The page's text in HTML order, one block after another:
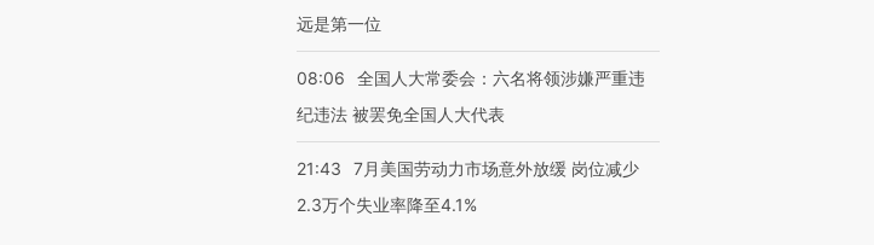
远是第一位
08:06
全国人大常委会：六名将领涉嫌严重违
纪违法 被罢免全国人大代表
21:43
7月美国劳动力市场意外放缓 岗位减少
2.3万个失业率降至4.1%